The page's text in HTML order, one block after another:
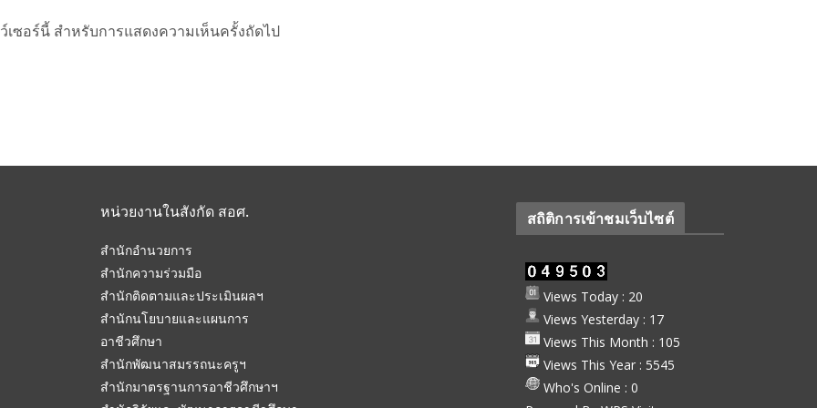
ซอร์นี้ สำหรับการแสดงความเห็นครั้งถัดไป
หน่วยงานในสังกัด สอศ.
สำนักอำนวยการ
สำนักความร่วมมือ
สำนักติดตามและประเมินผลฯ
สำนักนโยบายและแผนการ
อาชีวศึกษา
สำนักพัฒนาสมรรถนะครูฯ
สำนักมาตรฐานการอาชีวศึกษาฯ
สถิติการเข้าชมเว็บไซต์
Views Today : 20
Views Yesterday : 17
Views This Month : 105
Views This Year : 5545
Who's Online : 0